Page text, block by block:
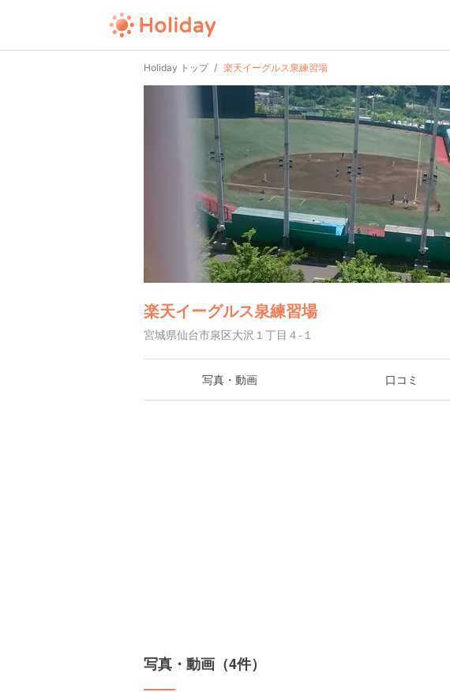
Holiday トップ 楽天イーグルス泉練習場
楽天イーグルス泉練習場
宮城県仙台市泉区大沢１丁目４-１
写真・動画 口コミ
写真・動画（4件）